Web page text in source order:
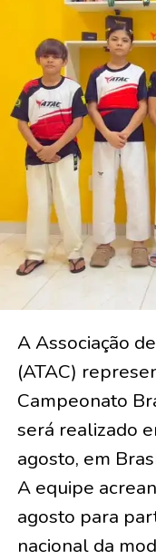
A Associação
(ATAC)
Campeonato
será realizado
agosto, em
A equipe
agosto para
nacional da